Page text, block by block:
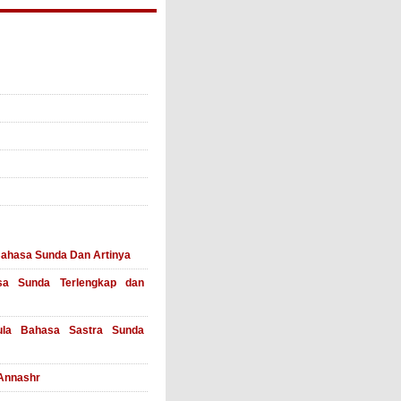
Sunda Dan Artinya
Sunda Terlengkap dan
Bahasa Sastra Sunda